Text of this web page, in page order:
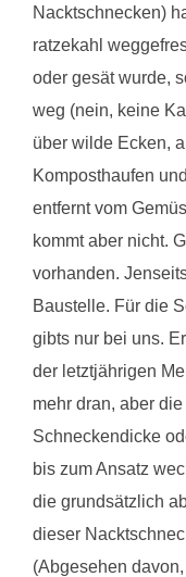
Nacktschnecken)
ratzekahl
oder gesät wurde,
weg (nein, keine
über wilde Ecken,
Komposthaufen
entfernt vom
kommt aber nicht.
vorhanden.
Baustelle. Für die
gibts nur bei uns.
der letztjährigen
mehr dran, aber
Schneckendicke
bis zum Ansatz
die grundsätzlich
dieser
(Abgesehen